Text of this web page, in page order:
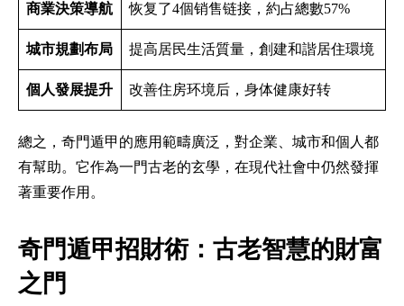
商業決策導航 恢复了4個销售链接，約占總數57%
城市規劃布局 提高居民生活質量，創建和諧居住環境
個人發展提升 改善住房环境后，身体健康好转
總之，奇門遁甲的應用範疇廣泛，對企業、城市和個人都
有幫助。它作為一門古老的玄學，在現代社會中仍然發揮
著重要作用。
奇門遁甲招財術：古老智慧的財富
之門